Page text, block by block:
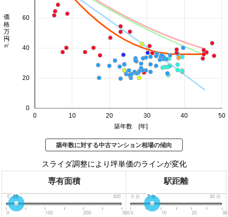
0 10 20 30 40 50
0
20
40
60
築年数 [年]
価格 万円/㎡
築年数に対する中古マンション相場の傾向
スライダ調整により坪単価のラインが変化
専有面積 駅距離
0 300
25
0 100 200 300
0分 30分
7分
0 10 20 30